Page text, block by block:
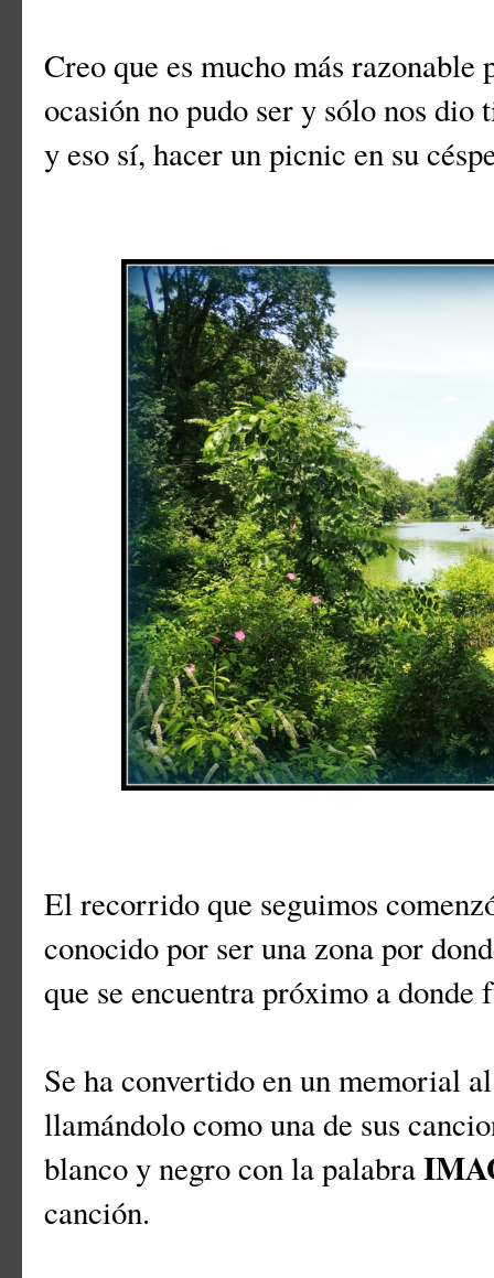
Creo que es mucho más razonable
ocasión no pudo ser y sólo nos dio
y eso sí, hacer un picnic en su
El recorrido que seguimos
conocido por ser una zona por
que se encuentra próximo a donde
Se ha convertido en un memorial
llamándolo como una de sus
blanco y negro con la palabra
canción.